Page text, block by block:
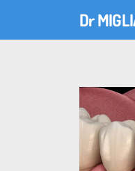
Dr